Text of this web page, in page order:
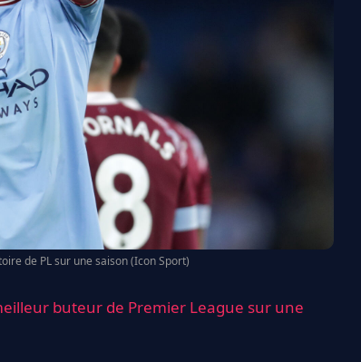
de PL sur une saison (Icon Sport)
buteur de Premier League sur une